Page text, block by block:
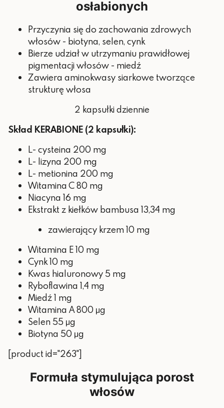
Niacyna
16 mg
Ekstrakt z kiełków bambusa
13,34 mg
krzem
10 mg
Cynk
Kwas hialuronowy
Ryboflawina
Miedź
Witamina A
Selen
Biotyna
*RWS – referencyjnej wartości
spożycia
osłabionych
Przyczynia się do zachowania zdrowych
włosów - biotyna, selen, cynk
Bierze udział w utrzymaniu prawidłowej
pigmentacji włosów - miedź
Zawiera aminokwasy siarkowe tworzące
strukturę włosa
2 kapsułki dziennie
Skład KERABIONE (2 kapsułki):
L- cysteina 200 mg
L- lizyna 200 mg
L- metionina 200 mg
Witamina C 80 mg
Niacyna 16 mg
Ekstrakt z kiełków bambusa 13,34 mg
zawierający krzem 10 mg
Witamina E 10 mg
Cynk 10 mg
Kwas hialuronowy 5 mg
Ryboflawina 1,4 mg
Miedź 1 mg
Witamina A 800 μg
Selen 55 μg
Biotyna 50 μg
[product id="263"]
Formuła stymulująca porost
włosów